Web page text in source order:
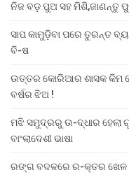
ନିଜ ବଡ଼ ପୁଅ ସହ ମିଶି,ଜାଣନ୍ତୁ
ସାପ କାମୁଡ଼ିବା ପରେ ତୁରନ୍ତ
ବି-ଷ
ଉତ୍ତର କୋରିଆର ଶାସକ କିମ
ବର୍ଷର ଝିଅ !
ମଝି ସମୁଦ୍ରରୁ ଉ-ଦ୍ଧାର ହେଲା
ବାଂଲାଦେଶୀ ଭାଷା
ରଙ୍ଗ ବଦଳରେ ର-କ୍ତର ଖେଳ